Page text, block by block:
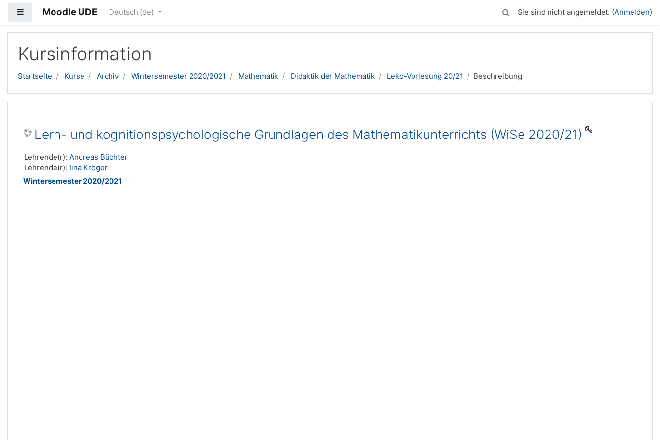
Website-Übersicht
Moodle UDE Deutsch ‎(de)‎ Sie sind nicht angemeldet. (Anmelden)
Kursinformation
Startseite Kurse Archiv Wintersemester 2020/2021 Mathematik Didaktik der Mathematik Leko-Vorlesung 20/21 Beschreibung
Lern- und kognitionspsychologische Grundlagen des Mathematikunterrichts (WiSe 2020/21)
Lehrende(r): Andreas Büchter
Lehrende(r): Iina Kröger
Wintersemester 2020/2021